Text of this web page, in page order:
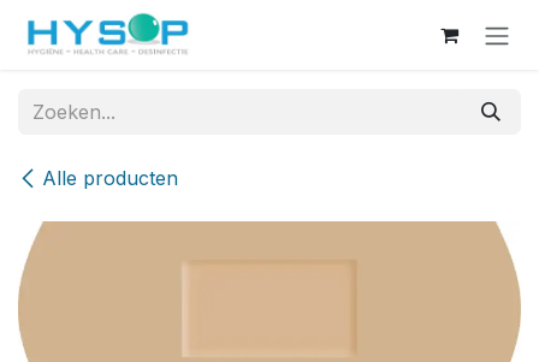
Overslaan naar inhoud
Alle producten